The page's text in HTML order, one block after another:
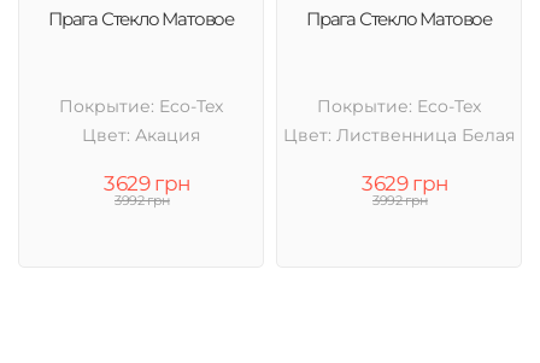
Прага Стекло Матовое
Покрытие: Eco-Tex
Цвет: Акация
3629 грн
3992 грн
Прага Стекло Матовое
Покрытие: Eco-Tex
Цвет: Лиственница Белая
3629 грн
3992 грн